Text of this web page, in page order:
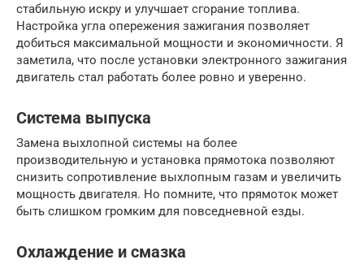
стабильную искру и улучшает сгорание топлива.
Настройка угла опережения зажигания позволяет
добиться максимальной мощности и экономичности. Я
заметила, что после установки электронного зажигания
двигатель стал работать более ровно и уверенно.
Система выпуска
Замена выхлопной системы на более
производительную и установка прямотока позволяют
снизить сопротивление выхлопным газам и увеличить
мощность двигателя. Но помните, что прямоток может
быть слишком громким для повседневной езды.
Охлаждение и смазка